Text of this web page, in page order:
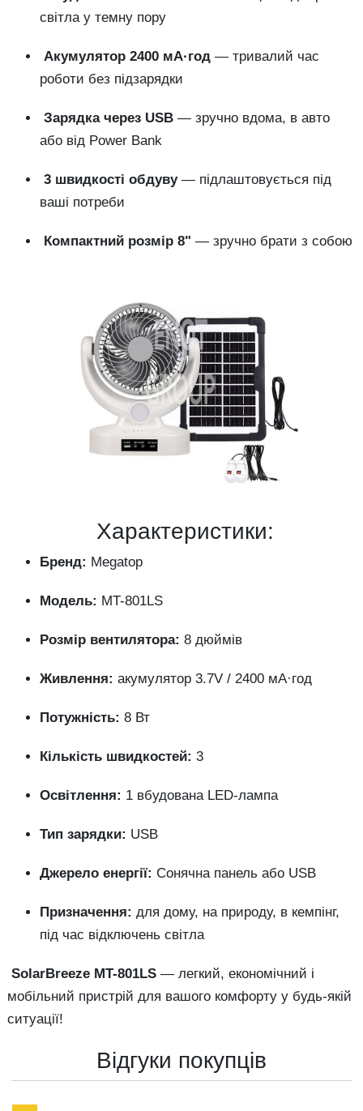
світла у темну пору
Акумулятор 2400 мА·год — тривалий час
роботи без підзарядки
Зарядка через USB — зручно вдома, в авто
або від Power Bank
3 швидкості обдуву— підлаштовується під
ваші потреби
Компактний розмір 8" — зручно брати з собою
Характеристики:
Бренд: Megatop
Модель: MT-801LS
Розмір вентилятора: 8 дюймів
Живлення: акумулятор 3.7V / 2400 мА·год
Потужність: 8 Вт
Кількість швидкостей: 3
Освітлення: 1 вбудована LED-лампа
Тип зарядки: USB
Джерело енергії: Сонячна панель або USB
Призначення: для дому, на природу, в кемпінг,
під час відключень світла
SolarBreeze MT-801LS — легкий, економічний і
мобільний пристрій для вашого комфорту у будь-якій
ситуації!
Відгуки покупців